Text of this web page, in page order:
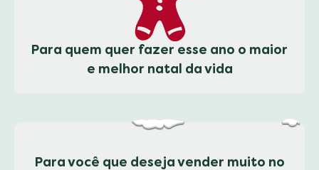
Para quem quer fazer esse ano o maior
e melhor natal da vida
Para você que deseja vender muito no